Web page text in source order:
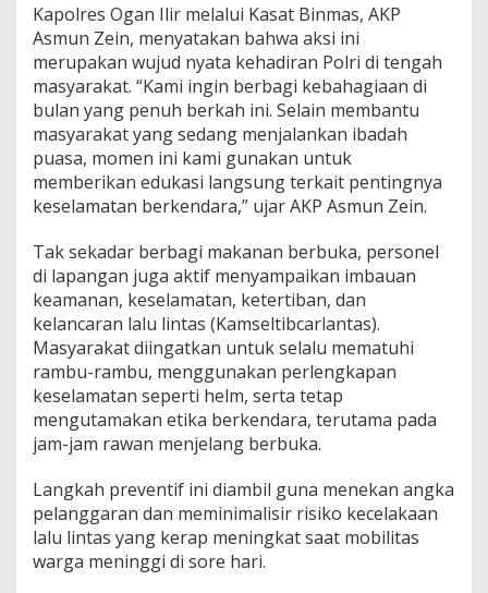
r
B
a
g
k
a
n
T
a
k
i
l
S
e
m
b
a
r
d
k
a
s
i
T
Kapolres Ogan Ilir melalui Kasat Binmas, AKP
Asmun Zein, menyatakan bahwa aksi ini
merupakan wujud nyata kehadiran Polri di tengah
masyarakat. “Kami ingin berbagi kebahagiaan di
bulan yang penuh berkah ini. Selain membantu
masyarakat yang sedang menjalankan ibadah
puasa, momen ini kami gunakan untuk
memberikan edukasi langsung terkait pentingnya
keselamatan berkendara,” ujar AKP Asmun Zein.
Tak sekadar berbagi makanan berbuka, personel
di lapangan juga aktif menyampaikan imbauan
keamanan, keselamatan, ketertiban, dan
kelancaran lalu lintas (Kamseltibcarlantas).
Masyarakat diingatkan untuk selalu mematuhi
rambu-rambu, menggunakan perlengkapan
keselamatan seperti helm, serta tetap
mengutamakan etika berkendara, terutama pada
jam-jam rawan menjelang berbuka.
Langkah preventif ini diambil guna menekan angka
pelanggaran dan meminimalisir risiko kecelakaan
lalu lintas yang kerap meningkat saat mobilitas
warga meninggi di sore hari.